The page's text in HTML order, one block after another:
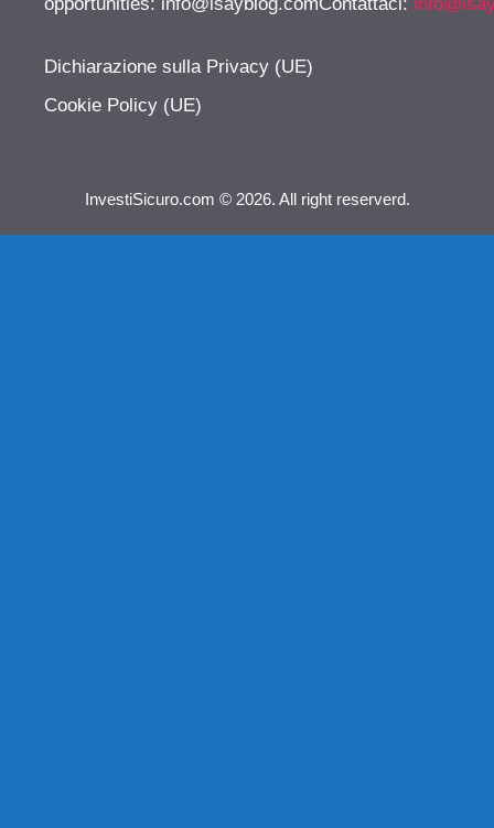
Dichiarazione sulla Privacy (UE)
Cookie Policy (UE)
InvestiSicuro.com © 2026. All right reserverd.